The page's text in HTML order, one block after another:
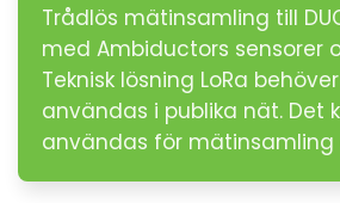
Trådlös mätinsamling till
med Ambiductors sensorer
Teknisk lösning LoRa
användas i publika nät. Det
användas för